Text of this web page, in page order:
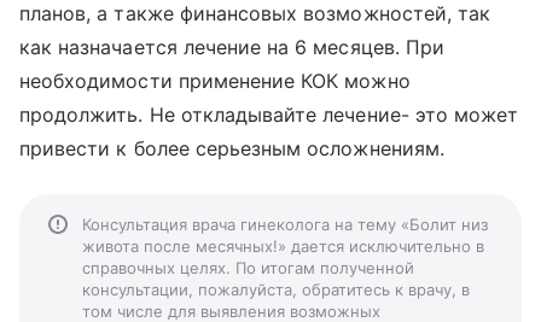
планов, а также финансовых возможностей, так
как назначается лечение на 6 месяцев. При
необходимости применение КОК можно
продолжить. Не откладывайте лечение- это может
привести к более серьезным осложнениям.
Консультация врача гинеколога на тему «Болит низ
живота после месячных!» дается исключительно в
справочных целях. По итогам полученной
консультации, пожалуйста, обратитесь к врачу, в
том числе для выявления возможных